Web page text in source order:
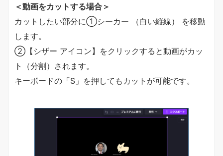
＜動画をカットする場合＞
カットしたい部分に①シーカー （白い縦線） を移動
します。
②【シザー アイコン】をクリックすると動画がカッ
ト（分割）されます。
キーボードの「S」を押してもカットが可能です。